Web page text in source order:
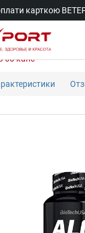
карткою
60 капс